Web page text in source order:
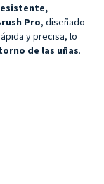
Pro, diseñado
y precisa, lo
de las uñas.